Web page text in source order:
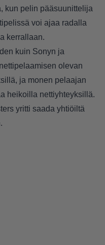
kun pelin pääsuunittelija
voi ajaa radalla
kerrallaan.
kuin Sonyn ja
olevan
ja monen pelaajan
heikoilla nettiyhteyksillä.
yritti saada yhtiöiltä